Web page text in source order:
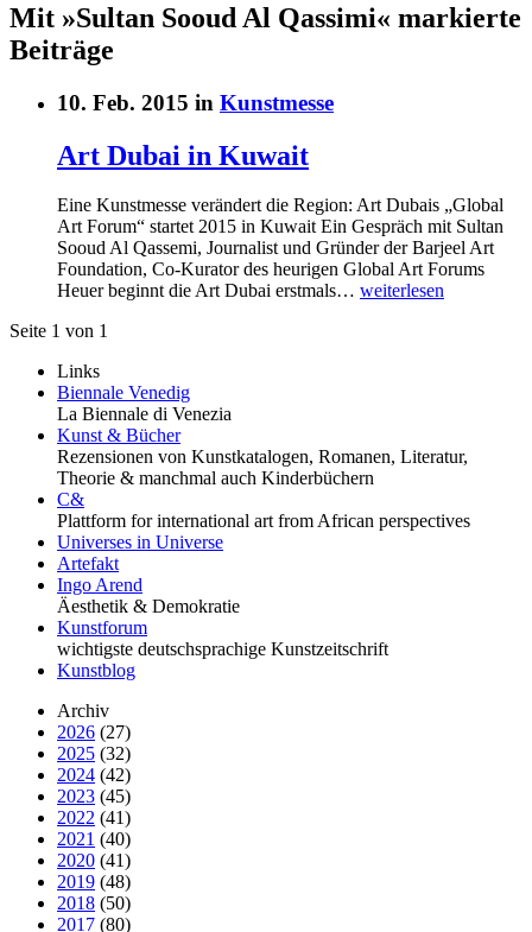
Mit »Sultan Sooud Al Qassimi« markierte
Beiträge
10. Feb. 2015 in Kunstmesse
Art Dubai in Kuwait
Eine Kunstmesse verändert die Region: Art Dubais „Global
Art Forum“ startet 2015 in Kuwait Ein Gespräch mit Sultan
Sooud Al Qassemi, Journalist und Gründer der Barjeel Art
Foundation, Co-Kurator des heurigen Global Art Forums
Heuer beginnt die Art Dubai erstmals… weiterlesen
Seite 1 von 1
Links
Biennale Venedig
La Biennale di Venezia
Kunst & Bücher
Rezensionen von Kunstkatalogen, Romanen, Literatur,
Theorie & manchmal auch Kinderbüchern
C&
Plattform for international art from African perspectives
Universes in Universe
Artefakt
Ingo Arend
Äesthetik & Demokratie
Kunstforum
wichtigste deutschsprachige Kunstzeitschrift
Kunstblog
Archiv
2026 (27)
2025 (32)
2024 (42)
2023 (45)
2022 (41)
2021 (40)
2020 (41)
2019 (48)
2018 (50)
2017 (80)